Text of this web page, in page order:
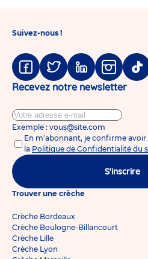
Suivez-nous !
Facebook
TwitterLinkedinInstagram
Recevez notre newsletter
Exemple : vous@site.com
En m'abonnant, je confirme avoir
la Politique de Confidentialité du
S'inscrire
Trouver une crèche
Crèche Bordeaux
Crèche Boulogne-Billancourt
Crèche Lille
Crèche Lyon